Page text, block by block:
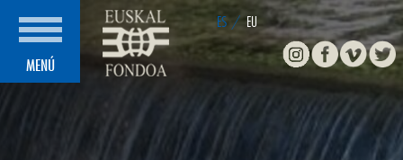
MENÚ
ES / EU
InstagramFacebook
Vimeo